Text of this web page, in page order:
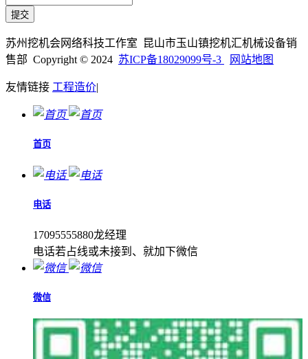
苏州挖机会网络科技工作室 昆山市玉山镇挖机汇机械设备销
售部 Copyright © 2024 苏ICP备18029099号-3 网站地图
友情链接 工程造价|
首页
电话
17095555880龙经理
电话若占线或未接到、就加下微信
微信